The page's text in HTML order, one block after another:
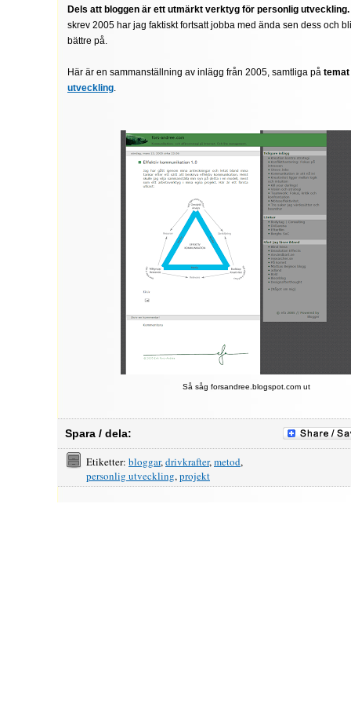
Dels att bloggen är ett utmärkt verktyg för personlig utveckling.
skrev 2005 har jag faktiskt fortsatt jobba med ända sen dess och
bättre på.
Här är en sammanställning av inlägg från 2005, samtliga på temat
utveckling.
Så såg forsandree.blogspot.com ut
Spara / dela:
Etiketter: bloggar,drivkrafter,metod,
personlig utveckling,projekt